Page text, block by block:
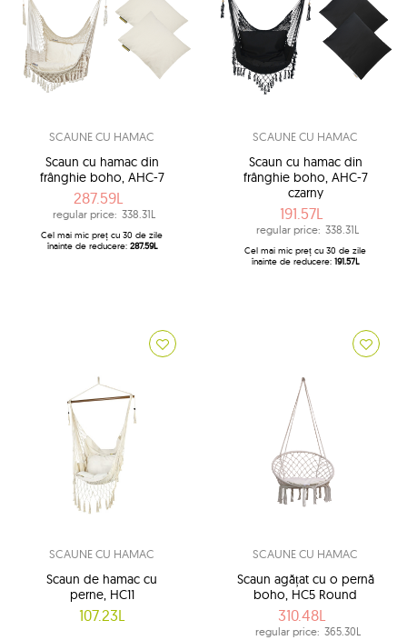
SCAUNE CU HAMAC
Scaun cu hamac din
frânghie boho, AHC-7
287.59L
regular price: 338.31L
Cel mai mic preț cu 30 de zile
înainte de reducere: 287.59L
SCAUNE CU HAMAC
Scaun cu hamac din
frânghie boho, AHC-7
czarny
191.57L
regular price: 338.31L
Cel mai mic preț cu 30 de zile
înainte de reducere: 191.57L
SCAUNE CU HAMAC
Scaun de hamac cu
perne, HC11
107.23L
SCAUNE CU HAMAC
Scaun agățat cu o pernă
boho, HC5 Round
310.48L
regular price: 365.30L